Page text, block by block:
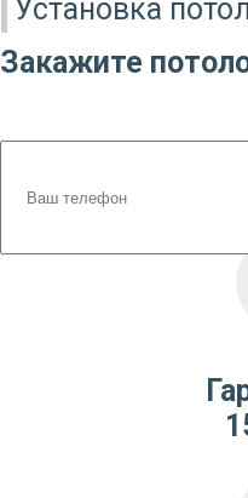
Установка
Закажите